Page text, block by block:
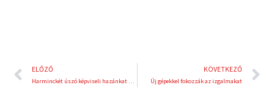
Előző
ELŐZŐ
Harminckét úszó képviseli hazánkat a dániai Eb-n
KÖVETKEZŐ
Új gépekkel fokozzák az izgalmakat